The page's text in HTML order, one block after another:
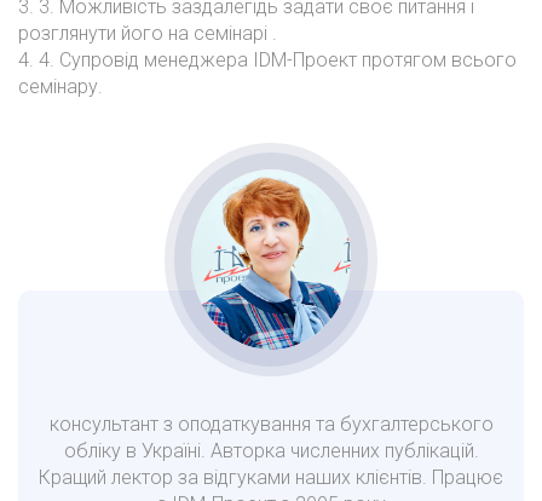
3. 3. Можливість заздалегідь задати своє питання і
розглянути його на семінарі .
4. 4. Супровід менеджера IDM-Проект протягом всього
семінару.
консультант з оподаткування та бухгалтерського
обліку в Україні. Авторка численних публікацій.
Кращий лектор за відгуками наших клієнтів. Працює